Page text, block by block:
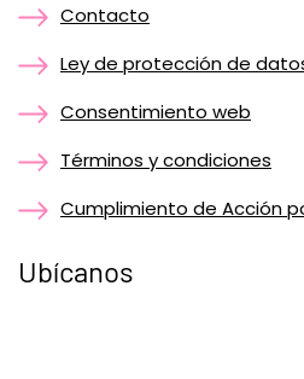
Contacto
Ley de protección de
Consentimiento web
Términos y condiciones
Cumplimiento de Acción
Ubícanos